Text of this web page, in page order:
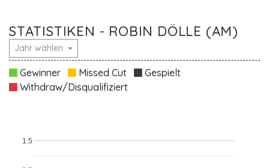
STATISTIKEN - ROBIN DÖLLE (AM)
Jahr wählen
Gewinner Missed Cut
Gespielt
Withdraw/Disqualifiziert
1.5